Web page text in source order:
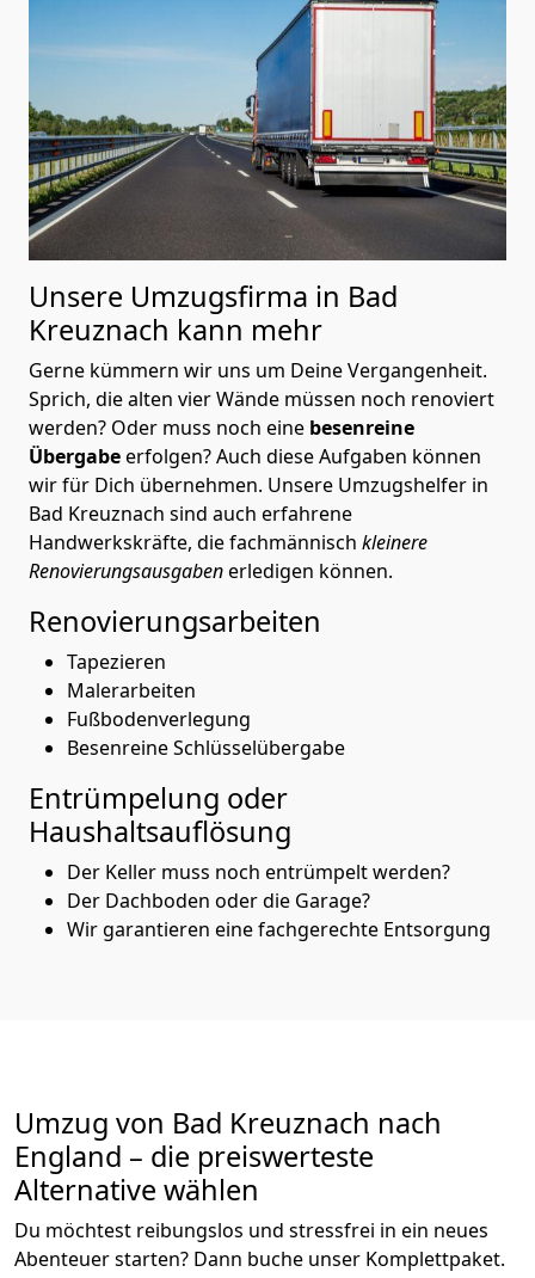
Unsere Umzugsfirma in Bad
Kreuznach kann mehr
Gerne kümmern wir uns um Deine Vergangenheit.
Sprich, die alten vier Wände müssen noch renoviert
werden? Oder muss noch eine besenreine
Übergabeerfolgen? Auch diese Aufgaben können
wir für Dich übernehmen. Unsere Umzugshelfer in
Bad Kreuznach sind auch erfahrene
Handwerkskräfte, die fachmännisch kleinere
Renovierungsausgabenerledigen können.
Renovierungsarbeiten
Tapezieren
Malerarbeiten
Fußbodenverlegung
Besenreine Schlüsselübergabe
Entrümpelung oder
Haushaltsauflösung
Der Keller muss noch entrümpelt werden?
Der Dachboden oder die Garage?
Wir garantieren eine fachgerechte Entsorgung
Umzug von Bad Kreuznach nach
England – die preiswerteste
Alternative wählen
Du möchtest reibungslos und stressfrei in ein neues
Abenteuer starten? Dann buche unser Komplettpaket.